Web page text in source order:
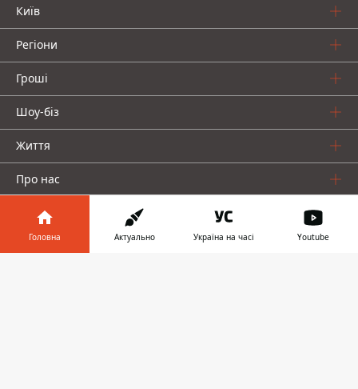
Київ
Регіони
Гроші
Шоу-біз
Життя
Про нас
Головна Актуально Україна на часі Youtube